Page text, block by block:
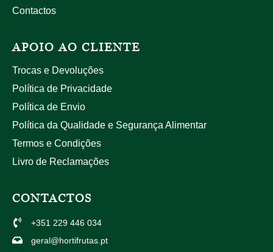
Contactos
APOIO AO CLIENTE
Trocas e Devoluções
Política de Privacidade
Política de Envio
Política da Qualidade e Segurança Alimentar
Termos e Condições
Livro de Reclamações
CONTACTOS
+351 229 446 034
geral@hortifrutas.pt